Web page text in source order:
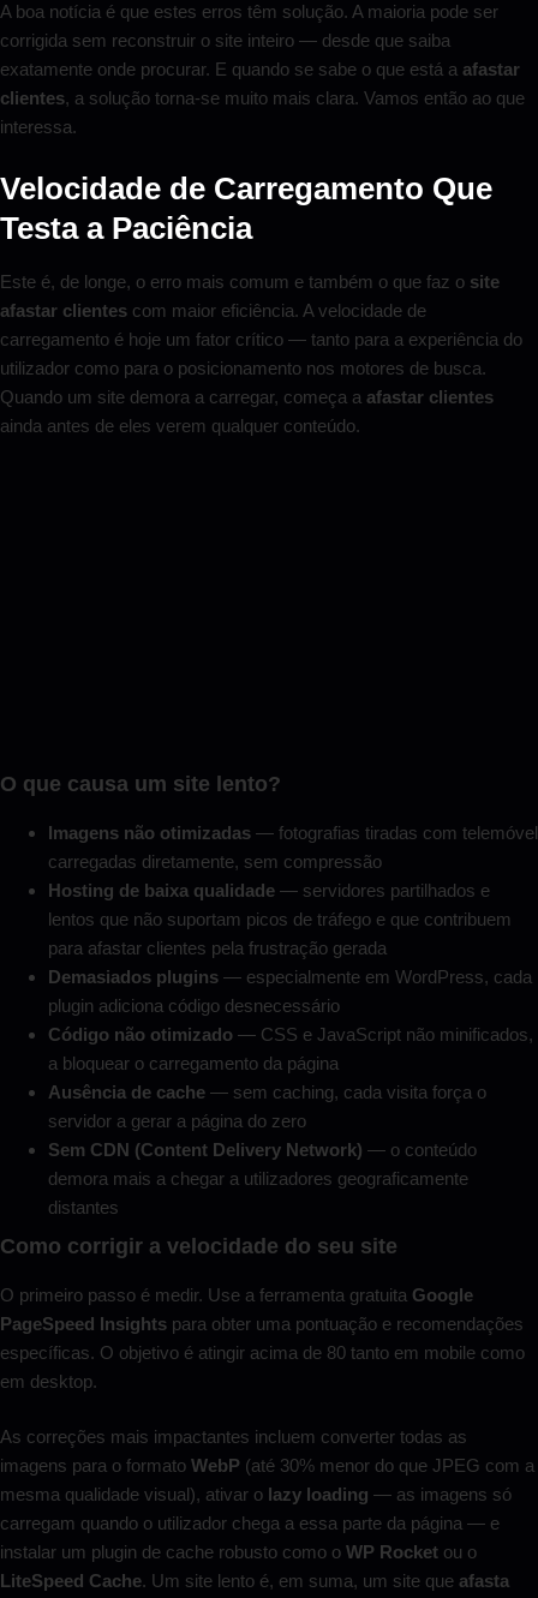
A boa notícia é que estes erros têm solução. A maioria pode ser
corrigida sem reconstruir o site inteiro — desde que saiba
exatamente onde procurar. E quando se sabe o que está a afastar
clientes, a solução torna-se muito mais clara. Vamos então ao que
interessa.
Velocidade de Carregamento Que
Testa a Paciência
Este é, de longe, o erro mais comum e também o que faz o site
afastar clientes com maior eficiência. A velocidade de
carregamento é hoje um fator crítico — tanto para a experiência do
utilizador como para o posicionamento nos motores de busca.
Quando um site demora a carregar, começa a afastar clientes
ainda antes de eles verem qualquer conteúdo.
O que causa um site lento?
Imagens não otimizadas — fotografias tiradas com telemóvel
carregadas diretamente, sem compressão
Hosting de baixa qualidade — servidores partilhados e
lentos que não suportam picos de tráfego e que contribuem
para afastar clientes pela frustração gerada
Demasiados plugins — especialmente em WordPress, cada
plugin adiciona código desnecessário
Código não otimizado — CSS e JavaScript não minificados,
a bloquear o carregamento da página
Ausência de cache — sem caching, cada visita força o
servidor a gerar a página do zero
Sem CDN (Content Delivery Network) — o conteúdo
demora mais a chegar a utilizadores geograficamente
distantes
Como corrigir a velocidade do seu site
O primeiro passo é medir. Use a ferramenta gratuita Google
PageSpeed Insights para obter uma pontuação e recomendações
específicas. O objetivo é atingir acima de 80 tanto em mobile como
em desktop.
As correções mais impactantes incluem converter todas as
imagens para o formato WebP (até 30% menor do que JPEG com a
mesma qualidade visual), ativar o lazy loading — as imagens só
carregam quando o utilizador chega a essa parte da página — e
instalar um plugin de cache robusto como o WP Rocket ou o
LiteSpeed Cache. Um site lento é, em suma, um site que afasta